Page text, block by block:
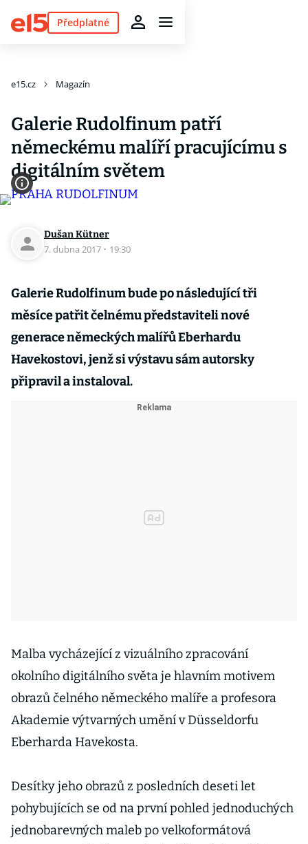
Předplatné
e15.cz Magazín
Galerie Rudolfinum patří
německému malíří pracujícímu s
digitálním světem
Dušan Kütner
7. dubna 2017 · 19:30
Galerie Rudolfinum bude po následující tři
měsíce patřit čelnému představiteli nové
generace německých malířů Eberhardu
Havekostovi, jenž si výstavu sám autorsky
připravil a instaloval.
Malba vycházející z vizuálního zpracování
okolního digitálního světa je hlavním motivem
obrazů čelného německého malíře a profesora
Akademie výtvarných umění v Düsseldorfu
Eberharda Havekosta.
Desítky jeho obrazů z posledních deseti let
pohybujících se od na první pohled jednoduchých
jednobarevných maleb po velkoformátová